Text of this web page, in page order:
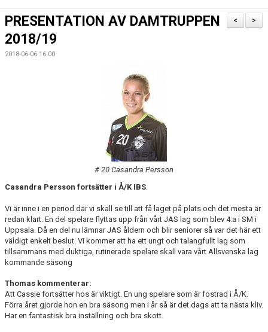
BILDGALLERI
DOKUMENT
>
<
PRESENTATION AV DAMTRUPPEN
2018/19
2018-06-06 16:00
# 20 Casandra Persson
Casandra Persson fortsätter i Å/K IBS.
Vi är inne i en period där vi skall se till att få laget på plats och det mesta är
redan klart. En del spelare flyttas upp från vårt JAS lag som blev 4:a i SM i
Uppsala. Då en del nu lämnar JAS åldern och blir seniorer så var det här ett
väldigt enkelt beslut. Vi kommer att ha ett ungt och talangfullt lag som
tillsammans med duktiga, rutinerade spelare skall vara vårt Allsvenska lag
kommande säsong
Thomas kommenterar:
Att Cassie fortsätter hos är viktigt. En ung spelare som är fostrad i Å/K.
Förra året gjorde hon en bra säsong men i år så är det dags att ta nästa kliv.
Har en fantastisk bra inställning och bra skott.